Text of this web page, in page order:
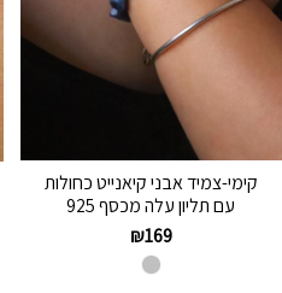
קימי-צמיד אבני קיאנייט כחולות
עם תליון עלה מכסף 925
₪169